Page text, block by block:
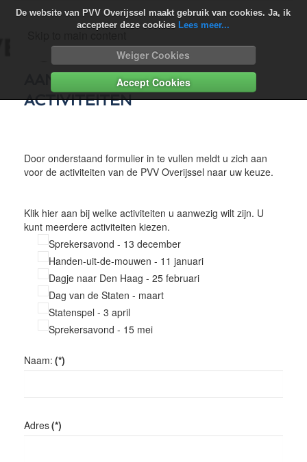
De website van PVV Overijssel maakt gebruik van cookies. Ja, ik
accepteer deze cookies Lees meer...
Weiger Cookies
Accept Cookies
Skip to main content
AANMELDEN VOOR
ACTIVITEITEN
Door onderstaand formulier in te vullen meldt u zich aan
voor de activiteiten van de PVV Overijssel naar uw keuze.
Klik hier aan bij welke activiteiten u aanwezig wilt zijn. U
kunt meerdere activiteiten kiezen.
Sprekersavond - 13 december
Handen-uit-de-mouwen - 11 januari
Dagje naar Den Haag - 25 februari
Dag van de Staten - maart
Statenspel - 3 april
Sprekersavond - 15 mei
Naam: (*)
Adres(*)